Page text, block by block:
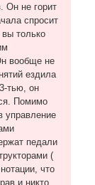
Он не горит
спросит
только
вообще не
ездила
тью, он
Помимо
управление
педали
(
что
и никто